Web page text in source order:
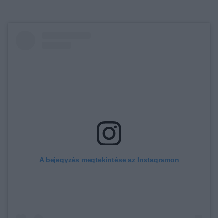
A bejegyzés megtekintése az Instagramon